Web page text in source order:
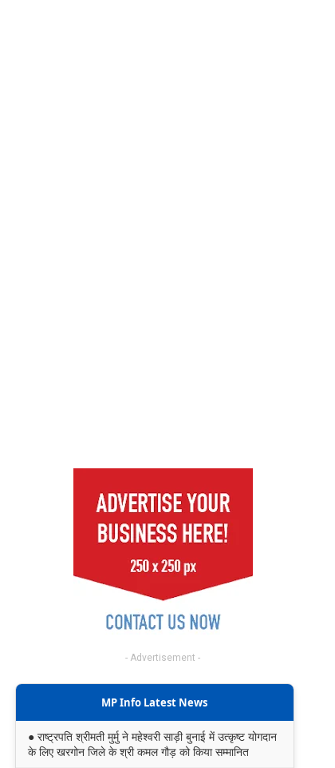
- Advertisement -
MP Info Latest News
● राष्ट्रपति श्रीमती मुर्मु ने महेश्वरी साड़ी बुनाई में उत्कृष्ट योगदान
के लिए खरगोन जिले के श्री कमल गौड़ को किया सम्मानित